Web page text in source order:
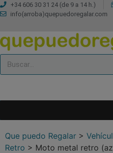
+34 606 30 31 24 (de 9 a 14 h.)
info(arroba)quepuedoregalar.com
Que puedo Regalar >
Retro > Moto metal retro